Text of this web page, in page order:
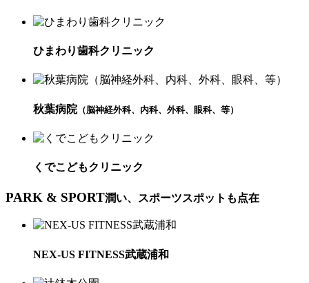
ひまわり歯科クリニック
秋葉病院（脳神経外科、内科、外科、眼科、等）
くでこどもクリニック
PARK & SPORT潤い、スポーツスポットも点在
NEX-US FITNESS武蔵浦和